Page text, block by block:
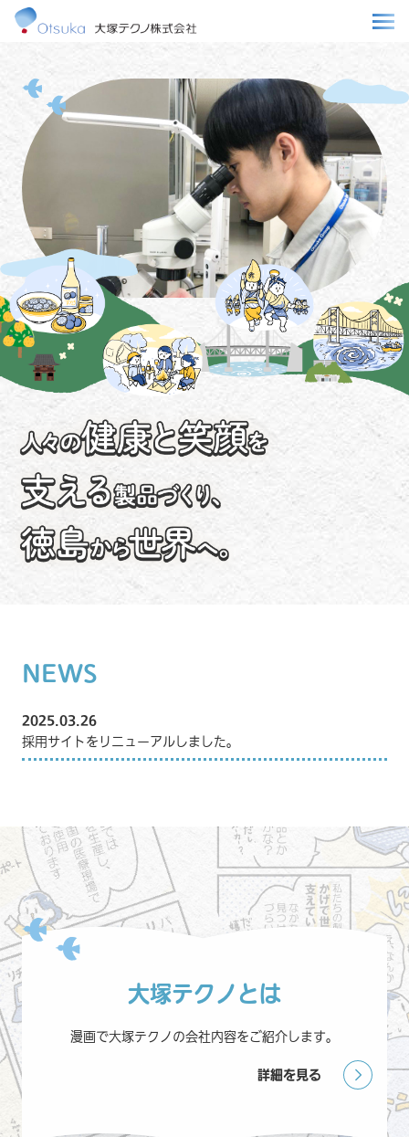
NEWS
2025.03.26
採用サイトをリニューアルしました。
大塚テクノとは
漫画で大塚テクノの会社内容をご紹介します。
詳細を見る